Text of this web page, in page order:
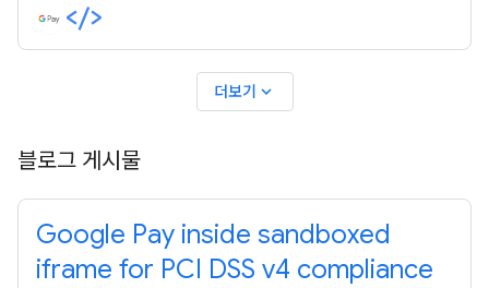
더보기 expand_more
블로그 게시물
Google Pay inside sandboxed
iframe for PCI DSS v4 compliance